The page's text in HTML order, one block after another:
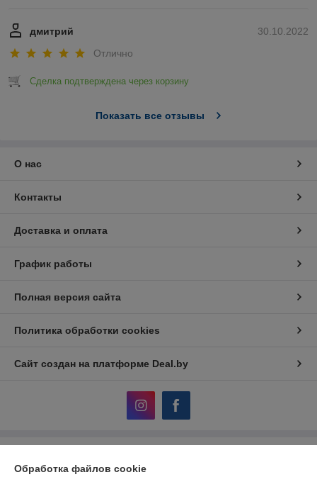
30.10.2022
дмитрий
Отлично
Сделка подтверждена через корзину
Показать все отзывы
О нас
Контакты
Доставка и оплата
График работы
Полная версия сайта
Политика обработки cookies
Сайт создан на платформе Deal.by
Обработка файлов cookie